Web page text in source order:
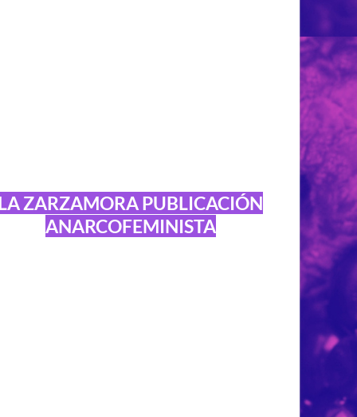
ZARZAMORA PUBLICACIÓN
ANARCOFEMINISTA